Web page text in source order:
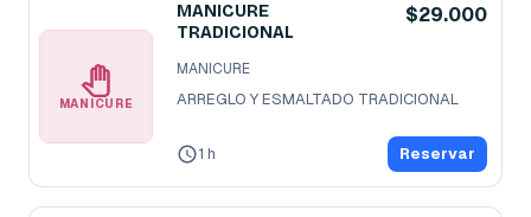
MANICURE
MANICURE
TRADICIONAL
$29.000
MANICURE
ARREGLO Y ESMALTADO TRADICIONAL
1 h Reservar